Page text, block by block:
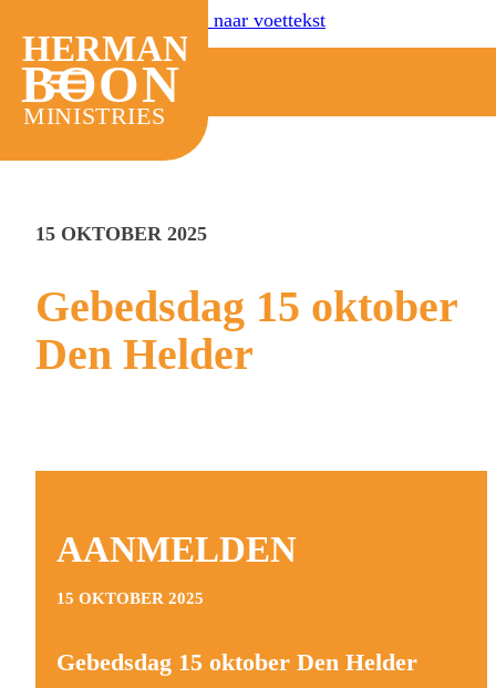
Ga naar voettekst
MINISTRIES
BOON
HERMAN
15 OKTOBER 2025
Gebedsdag 15 oktober
Den Helder
AANMELDEN
15 OKTOBER 2025
Gebedsdag 15 oktober Den Helder